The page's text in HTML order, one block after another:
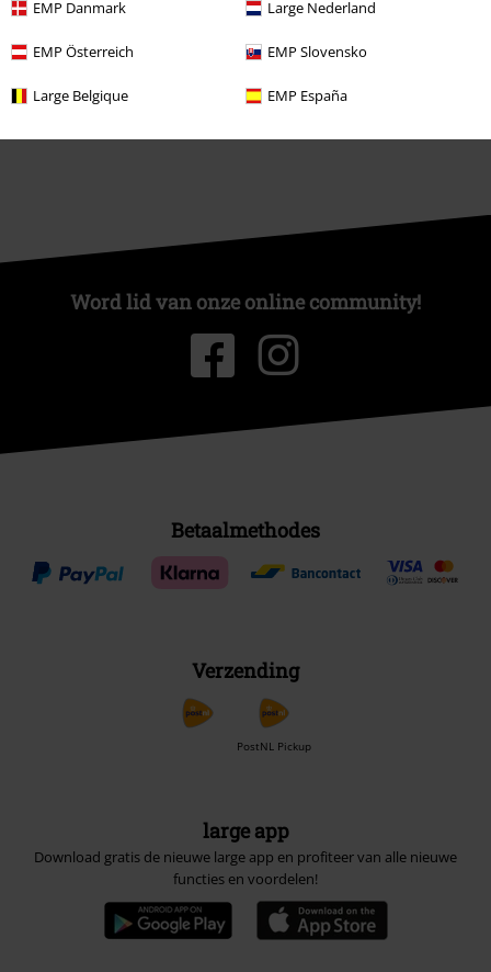
EMP Danmark Large Nederland
EMP Österreich EMP Slovensko
Large Belgique EMP España
Word lid van onze online community!
Betaalmethodes
Verzending
PostNL Pickup
large app
Download gratis de nieuwe large app en profiteer van alle nieuwe
functies en voordelen!